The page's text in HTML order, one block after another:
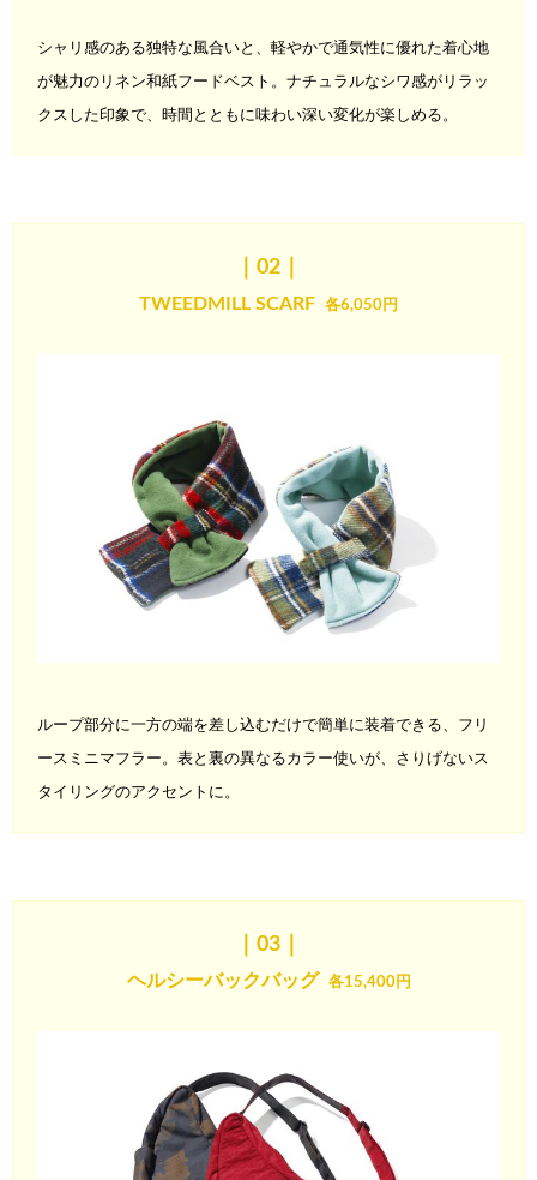
シャリ感のある独特な風合いと、軽やかで通気性に優れた着心地
が魅力のリネン和紙フードベスト。ナチュラルなシワ感がリラッ
クス した印象で、時間とともに味わい深い変化が楽しめる。
｜02
TWEEDMILL SCARF 各6,050円
ループ部分に一方の端を差し込むだけで簡単に装着できる、フリ
ースミニマフラー。表と裏の異なるカラー使いが、さりげないス
タイ リングのアクセントに。
｜03
ヘルシーバックバッグ 各15,400円